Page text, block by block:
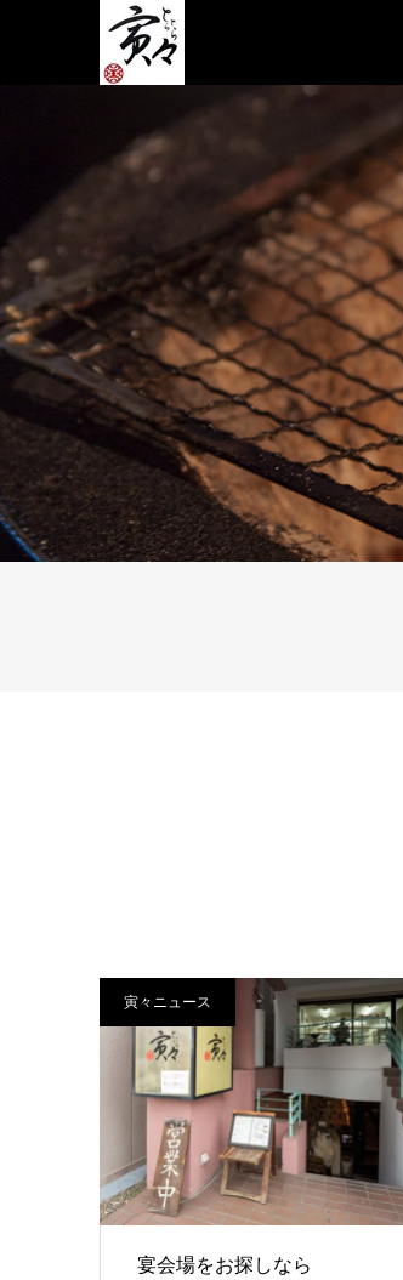
寅々ニュース
宴会場をお探しなら